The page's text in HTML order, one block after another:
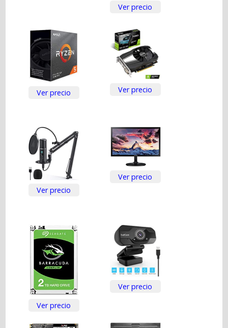
Ver precio
Ver precio Ver precio
Ver precio
Ver precio
Ver precio
Ver precio